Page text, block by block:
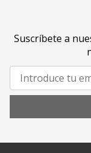
Suscríbete a